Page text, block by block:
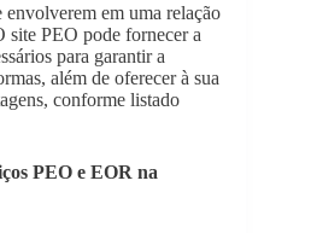
envolverem em uma relação
site PEO pode fornecer a
para garantir a
além de oferecer à sua
conforme listado
PEO e EOR na